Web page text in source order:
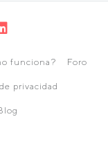
funciona? Foro
privacidad